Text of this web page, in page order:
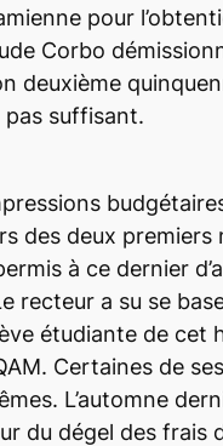
pour
Corbo
deuxième
pas suffisant.
des deux premiers
à ce dernier
recteur a su se
étudiante de cet
Certaines de
L’automne
du dégel des frais